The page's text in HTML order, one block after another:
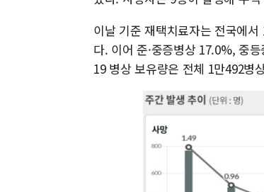
이날 기준 재택치료자는 전국에
다. 이어 준·중증병상 17.0%, 중
19 병상 보유량은 전체 1만492병